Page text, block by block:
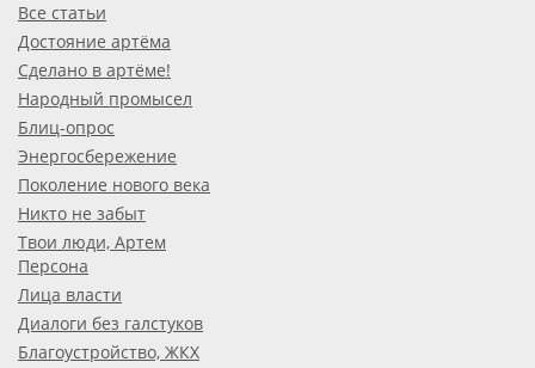
Все статьи
Достояние артёма
Сделано в артёме!
Народный промысел
Блиц-опрос
Энергосбережение
Поколение нового века
Никто не забыт
Твои люди, Артем
Персона
Лица власти
Диалоги без галстуков
Благоустройство, ЖКХ